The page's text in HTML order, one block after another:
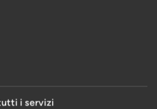
i servizi